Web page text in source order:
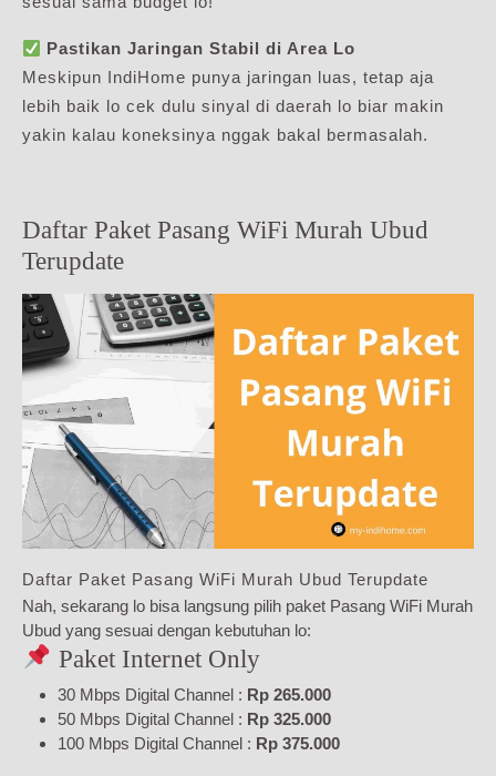
Pastikan Jaringan Stabil di Area Lo
Meskipun IndiHome punya jaringan luas, tetap aja
lebih baik lo cek dulu sinyal di daerah lo biar makin
yakin kalau koneksinya nggak bakal bermasalah.
Daftar Paket Pasang WiFi Murah Ubud
Terupdate
Daftar Paket Pasang WiFi Murah Ubud Terupdate
Nah, sekarang lo bisa langsung pilih paket Pasang WiFi Murah
Ubud yang sesuai dengan kebutuhan lo:
Paket Internet Only
30 Mbps Digital Channel : Rp 265.000
50 Mbps Digital Channel : Rp 325.000
100 Mbps Digital Channel : Rp 375.000